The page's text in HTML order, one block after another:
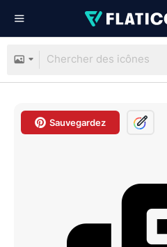
Sauvegardez